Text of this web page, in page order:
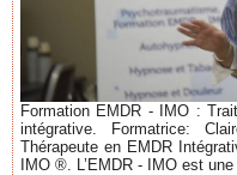
Formation EMDR - IMO :
intégrative. Formatrice:
Thérapeute en EMDR
IMO ®. L’EMDR - IMO est une